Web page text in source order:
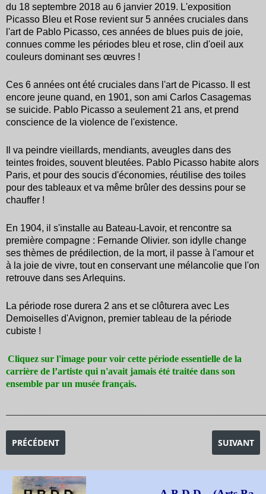
du 18 septembre 2018 au 6 janvier 2019. L'exposition
Picasso Bleu et Rose revient sur 5 années cruciales dans
l'art de Pablo Picasso, ces années de blues puis de joie,
connues comme les périodes bleu et rose, clin d'oeil aux
couleurs dominant ses œuvres !
Ces 6 années ont été cruciales dans l'art de Picasso. Il est
encore jeune quand, en 1901, son ami Carlos Casagemas
se suicide. Pablo Picasso a seulement 21 ans, et prend
conscience de la violence de l'existence.
Il va peindre vieillards, mendiants, aveugles dans des
teintes froides, souvent bleutées. Pablo Picasso habite alors
Paris, et pour des soucis d'économies, réutilise des toiles
pour des tableaux et va même brûler des dessins pour se
chauffer !
En 1904, il s'installe au Bateau-Lavoir, et rencontre sa
première compagne : Fernande Olivier. son idylle change
ses thèmes de prédilection, de la mort, il passe à l'amour et
à la joie de vivre, tout en conservant une mélancolie que l'on
retrouve dans ses Arlequins.
La période rose durera 2 ans et se clôturera avec Les
Demoiselles d'Avignon, premier tableau de la période
cubiste !
Cliquez sur l'image pour voir cette période essentielle de la
carrière de l’artiste qui n'avait jamais été traitée dans son
ensemble par un musée français.
ARTICLE PRÉCÉDENT : EXPOSITION PICASSO MANIA
PRÉCÉDENT ARTICLE
SUIVANT